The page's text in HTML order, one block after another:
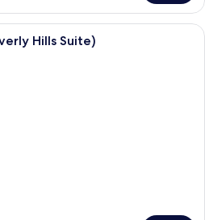
Suite, 1 soverom, peis (Beverly Hills
Hills Suite)